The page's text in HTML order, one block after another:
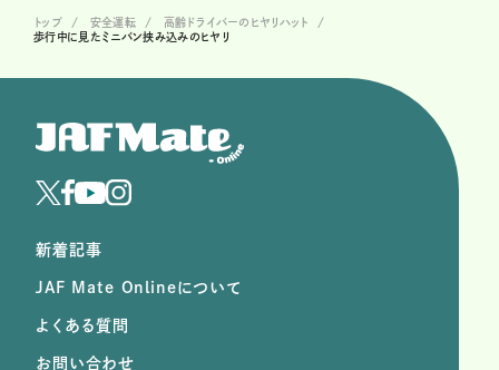
トップ 安全運転
高齢ドライバーのヒヤリハット
歩行中に見たミニバン挟み込みのヒヤリ
新着記事
JAF Mate Onlineについて
よくある質問
お問い合わせ